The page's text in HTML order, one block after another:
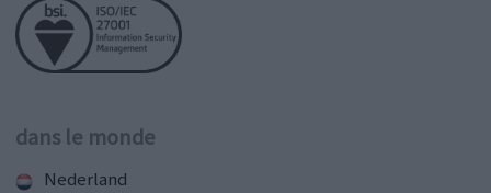
dans le monde
Nederland